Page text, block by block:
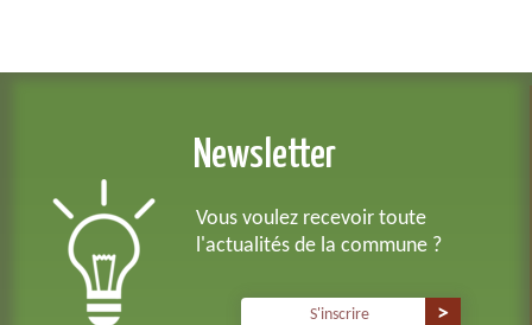
Newsletter
Vous voulez recevoir toute
l'actualités de la commune ?
S'inscrire